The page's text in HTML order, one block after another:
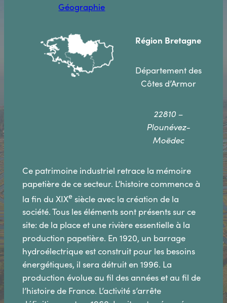
Géographie
Région Bretagne
Département des
Côtes d’Armor
22810 –
Plounévez-
Moëdec
Ce patrimoine industriel retrace la mémoire
papetière de ce secteur. L’histoire commence à
la fin du XIXesiècle avec la création de la
société. Tous les éléments sont présents sur ce
site: de la place et une rivière essentielle à la
production papetière. En 1920, un barrage
hydroélectrique est construit pour les besoins
énergétiques, il sera détruit en 1996. La
production évolue au fil des années et au fil de
l’histoire de France. L’activité s’arrête